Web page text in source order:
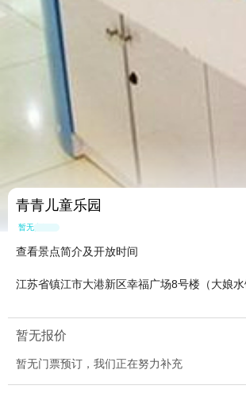
青青儿童乐园
暂无点评
查看景点简介及开放时间
江苏省镇江市大港新区幸福广场8号楼（大娘
暂无报价
暂无门票预订，我们正在努力补充